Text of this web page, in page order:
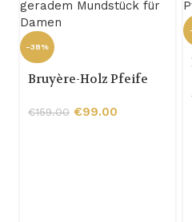
-38%
Bruyère-Holz Pfeife
Mundstück für Damen
€159.00 €99.00